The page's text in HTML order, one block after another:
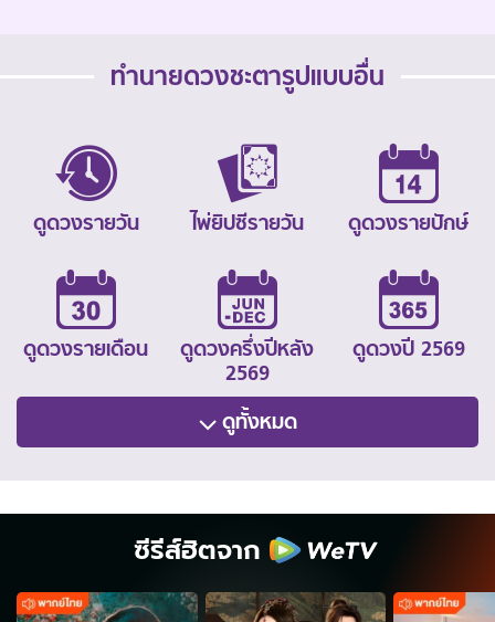
ทำนายดวงชะตารูปแบบอื่น
ดูดวงรายวัน ไพ่ยิปซีรายวัน ดูดวงรายปักษ์
ดูดวงรายเดือน
ดูดวงครึ่งปีหลัง
2569
ดูดวงปี 2569
ดูทั้งหมด
ซีรีส์ฮิตจาก